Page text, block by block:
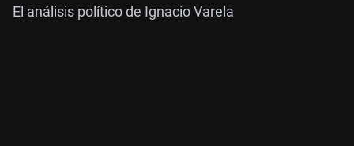
El análisis político de Ignacio Varela